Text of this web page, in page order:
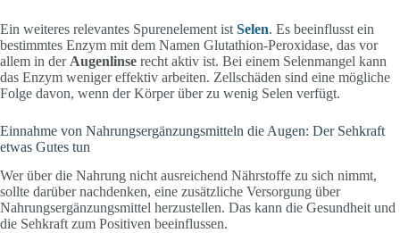
Ein weiteres relevantes Spurenelement ist Selen. Es beeinflusst ein
bestimmtes Enzym mit dem Namen Glutathion-Peroxidase, das vor
allem in der Augenlinse recht aktiv ist. Bei einem Selenmangel kann
das Enzym weniger effektiv arbeiten. Zellschäden sind eine mögliche
Folge davon, wenn der Körper über zu wenig Selen verfügt.
Einnahme von Nahrungsergänzungsmitteln die Augen: Der Sehkraft
etwas Gutes tun
Wer über die Nahrung nicht ausreichend Nährstoffe zu sich nimmt,
sollte darüber nachdenken, eine zusätzliche Versorgung über
Nahrungsergänzungsmittel herzustellen. Das kann die Gesundheit und
die Sehkraft zum Positiven beeinflussen.